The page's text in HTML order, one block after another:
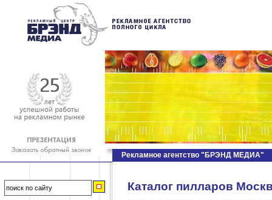
Рекламное агентство "БРЭНД МЕДИА"
Каталог пилларов